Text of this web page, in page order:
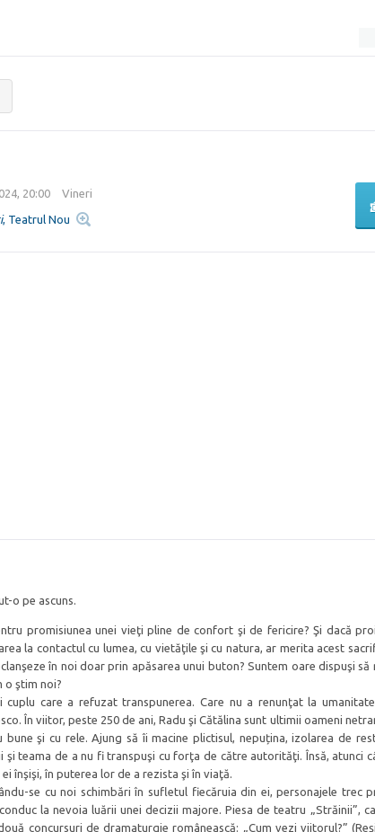
20:00 Vineri
, Teatrul Nou
o pe ascuns.
promisiunea unei vieţi pline de confort şi de fericire? Şi dacă
la contactul cu lumea, cu vietăţile şi cu natura, ar merita acest
în noi doar prin apăsarea unui buton? Suntem oare dispuşi
o ştim noi?
cuplu care a refuzat transpunerea. Care nu a renunţat la
În viitor, peste 250 de ani, Radu şi Cătălina sunt ultimii oameni
bune şi cu rele. Ajung să îi macine plictisul, nepuțina, izolarea de
teama de a nu fi transpuşi cu forţa de către autorităţi. Însă, atunci
înşişi, în puterea lor de a rezista şi în viaţă.
se cu noi schimbări în sufletul fiecăruia din ei, personajele trec
la nevoia luării unei decizii majore. Piesa de teatru „Străinii”,
concursuri de dramaturgie românească: „Cum vezi viitorul?”